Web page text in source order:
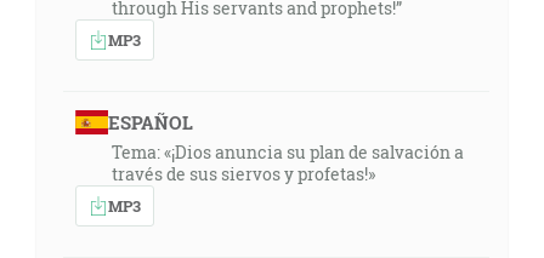
through His servants and prophets!”
MP3
ESPAÑOL
Tema: «¡Dios anuncia su plan de salvación a
través de sus siervos y profetas!»
MP3